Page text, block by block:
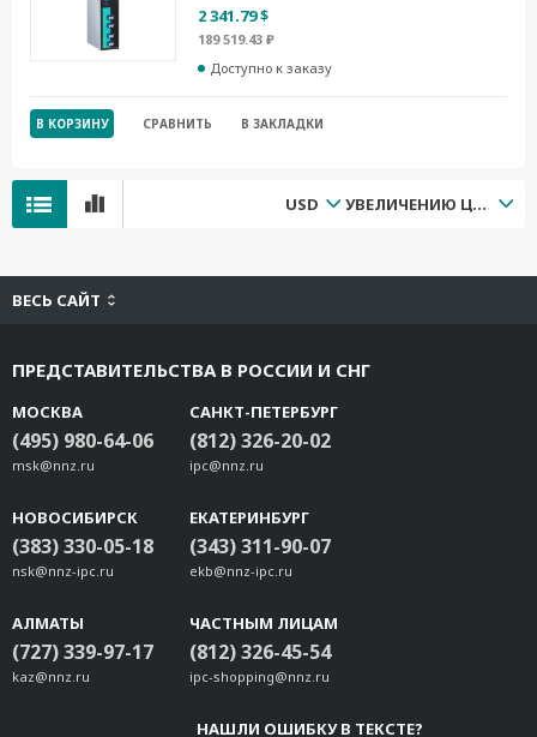
2 341.79 $
189 519.43 ₽
Доступно к заказу
В КОРЗИНУ СРАВНИТЬ В ЗАКЛАДКИ
USD УВЕЛИЧЕНИЮ ЦЕНЫ
ВЕСЬ САЙТ
ПРЕДСТАВИТЕЛЬСТВА В РОССИИ И СНГ
МОСКВА
(495) 980-64-06
msk@nnz.ru
САНКТ-ПЕТЕРБУРГ
(812) 326-20-02
ipc@nnz.ru
НОВОСИБИРСК
(383) 330-05-18
nsk@nnz-ipc.ru
ЕКАТЕРИНБУРГ
(343) 311-90-07
ekb@nnz-ipc.ru
АЛМАТЫ
(727) 339-97-17
kaz@nnz.ru
ЧАСТНЫМ ЛИЦАМ
(812) 326-45-54
ipc-shopping@nnz.ru
НАШЛИ ОШИБКУ В ТЕКСТЕ?